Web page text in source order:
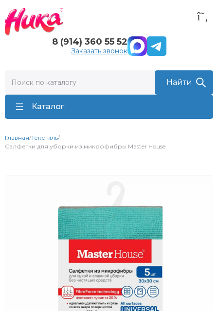
8 (914) 360 55 52
Заказать звонок
Каталог
Главная/Текстиль/
Салфетки для уборки из микрофибры Master House